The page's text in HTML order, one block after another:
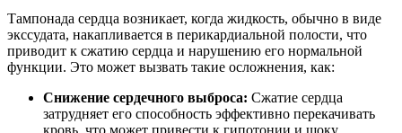
Тампонада сердца возникает, когда жидкость, обычно в виде
экссудата, накапливается в перикардиальной полости, что
приводит к сжатию сердца и нарушению его нормальной
функции. Это может вызвать такие осложнения, как:
Снижение сердечного выброса: Сжатие сердца
затрудняет его способность эффективно перекачивать
кровь, что может привести к гипотонии и шоку.